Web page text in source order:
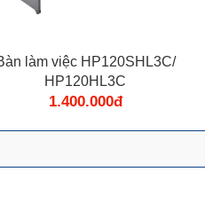
làm việc HP120SHL3C/
HP120HL3C
1.400.000đ